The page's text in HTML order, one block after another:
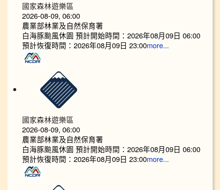
國家森林遊樂區
2026-08-09, 06:00
農業部林業及自然保育署
白海豚颱風休園 預計開始時間：2026年08月09日 06:00
預計恢復時間：2026年08月09日 23:00more...
國家森林遊樂區
2026-08-09, 06:00
農業部林業及自然保育署
白海豚颱風休園 預計開始時間：2026年08月09日 06:00
預計恢復時間：2026年08月09日 23:00more...